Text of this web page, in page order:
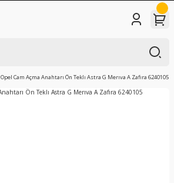
Opel Cam Açma Anahtarı Ön Teklı Astra G Merıva A Zafıra 6240105